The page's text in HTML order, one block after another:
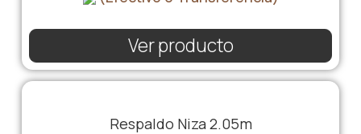
Ver producto
Respaldo Niza 2.05m